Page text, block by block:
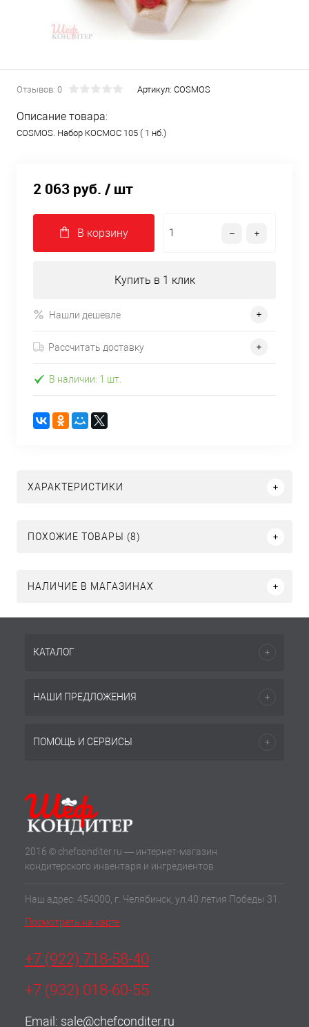
Отзывов: 0 Артикул: COSMOS
Описание товара:
COSMOS. Набор КОСМОС 105 ( 1 нб.)
2 063 руб. / шт
В корзину
Купить в 1 клик
Нашли дешевле
Рассчитать доставку
В наличии: 1 шт.
ХАРАКТЕРИСТИКИ
ПОХОЖИЕ ТОВАРЫ (8)
НАЛИЧИЕ В МАГАЗИНАХ
КАТАЛОГ
НАШИ ПРЕДЛОЖЕНИЯ
ПОМОЩЬ И СЕРВИСЫ
2016 © chefconditer.ru — интернет-магазин
кондитерского инвентаря и ингредиентов.
Наш адрес: 454000, г. Челябинск, ул.40 летия Победы 31.
Посмотреть на карте
+7 (922) 718-58-40
+7 (932) 018-60-55
Email: sale@chefconditer.ru